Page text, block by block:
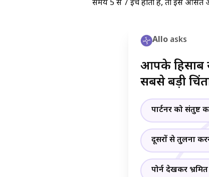
समय 5 से 7 इंच होती है, तो इसे औसत
Allo asks
आपके हिसाब
सबसे बड़ी
पार्टनर को संतुष्ट
दूसरों से तुलना
पोर्न देखकर भ्रमित